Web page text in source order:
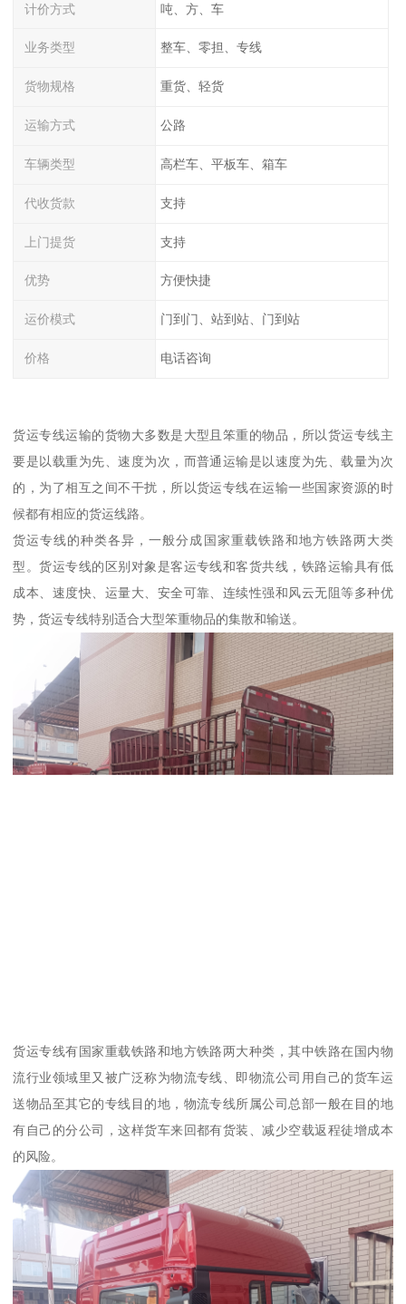
计价方式 吨、方、车
业务类型 整车、零担、专线
货物规格 重货、轻货
运输方式 公路
车辆类型 高栏车、平板车、箱车
代收货款 支持
上门提货 支持
优势 方便快捷
运价模式 门到门、站到站、门到站
价格 电话咨询
货运专线运输的货物大多数是大型且笨重的物品，所以货运专线主
要是以载重为先、速度为次，而普通运输是以速度为先、载量为次
的，为了相互之间不干扰，所以货运专线在运输一些国家资源的时
候都有相应的货运线路。
货运专线的种类各异，一般分成国家重载铁路和地方铁路两大类
型。货运专线的区别对象是客运专线和客货共线，铁路运输具有低
成本、速度快、运量大、安全可靠、连续性强和风云无阻等多种优
势，货运专线特别适合大型笨重物品的集散和输送。
货运专线有国家重载铁路和地方铁路两大种类，其中铁路在国内物
流行业领域里又被广泛称为物流专线、即物流公司用自己的货车运
送物品至其它的专线目的地，物流专线所属公司总部一般在目的地
有自己的分公司，这样货车来回都有货装、减少空载返程徒增成本
的风险。